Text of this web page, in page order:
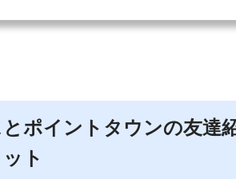
ポイントタウンの友達
ト